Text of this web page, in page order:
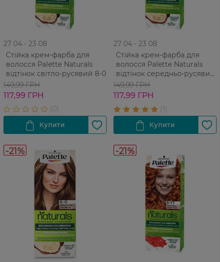
27 04 - 23 08
Стійка крем-фарба для
волосся Palette Naturals
відтінок світло-русявий 8-0
149,99 ГРН
117,99 ГРН
27 04 - 23 08
Стійка крем-фарба для
волосся Palette Naturals
відтінок середньо-русявий
7-0
149,99 ГРН
117,99 ГРН
-21% -21%